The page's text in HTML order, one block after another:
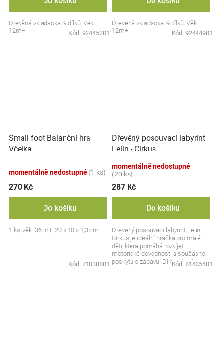
Dřevěná vkládačka, 9 dílků, Věk:
12m+
Kód: 92445201
Dřevěná vkládačka, 9 dílků, Věk:
12m+
Kód: 92444901
Small foot Balanční hra
Včelka
momentálně nedostupné (1 ks)
270 Kč
Do košíku
1 ks, věk: 36 m+, 20 x 10 x 1,3 cm
Kód: 71038801
Dřevěný posouvací labyrint
Lelin - Cirkus
momentálně nedostupné
(20 ks)
287 Kč
Do košíku
Dřevěný posouvací labyrint Lelin –
Cirkus je ideální hračka pro malé
děti, která pomáhá rozvíjet
motorické dovednosti a současně
poskytuje zábavu. Díky krásnému
Kód: 81435401